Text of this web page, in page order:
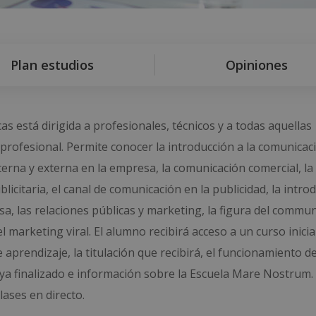
Plan estudios Opiniones
está dirigida a profesionales, técnicos y a todas aquellas
Permite conocer la introducción a la
y externa en la empresa, la comunicación comercial, la
el canal de comunicación en la publicidad, la
las relaciones públicas y marketing, la figura del
marketing viral. El alumno recibirá acceso a un curso
la titulación que recibirá, el funcionamiento
finalizado e información sobre la Escuela Mare Nostrum.
en directo.